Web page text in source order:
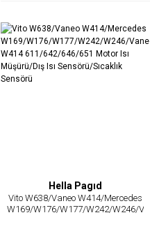
Hella Pagıd
Vito W638/Vaneo W414/Mercedes
W169/W176/W177/W242/W246/Vaneo